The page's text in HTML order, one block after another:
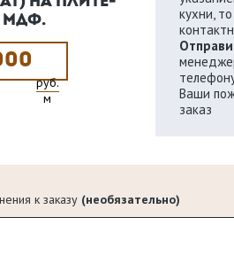
МДФ.
руб.
м
кухни,
Ваши
заказ
к заказу (необязательно)